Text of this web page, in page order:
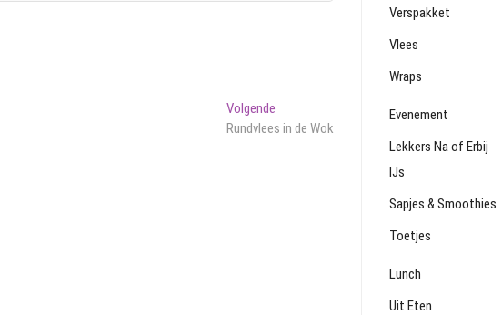
Volgende
bericht:
Rundvlees in de Wok
Verspakket
Vlees
Wraps
Evenement
Lekkers Na of Erbij
IJs
Sapjes & Smoothies
Toetjes
Lunch
Uit Eten